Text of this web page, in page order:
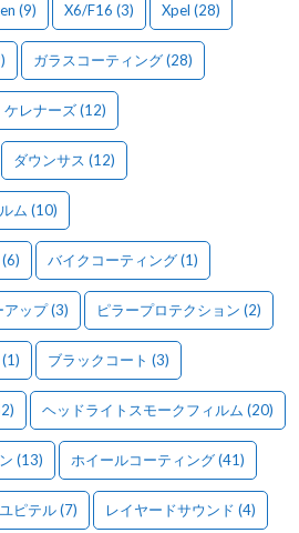
(9) X6/F16 (3) Xpel (28)
ガラスコーティング(28)
ケレナーズ(12)
ダウンサス (12)
ム (10)
(6) バイクコーティング(1)
アップ(3) ピラープロテクション (2)
(1) ブラックコート (3)
ヘッドライトスモークフィルム (20)
(13) ホイールコーティング(41)
ユピテル(7) レイヤードサウンド (4)